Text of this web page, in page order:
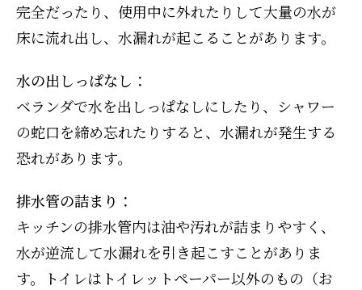
完全だったり、使用中に外れたりして大量の水が
床に流れ出し、水漏れが起こることがあります。
水の出しっぱなし：
ベランダで水を出しっぱなしにしたり、シャワー
の蛇口を締め忘れたりすると、水漏れが発生する
恐れがあります。
排水管の詰まり：
キッチンの排水管内は油や汚れが詰まりやすく、
水が逆流して水漏れを引き起こすことがありま
す。トイレはトイレットペーパー以外のもの（お